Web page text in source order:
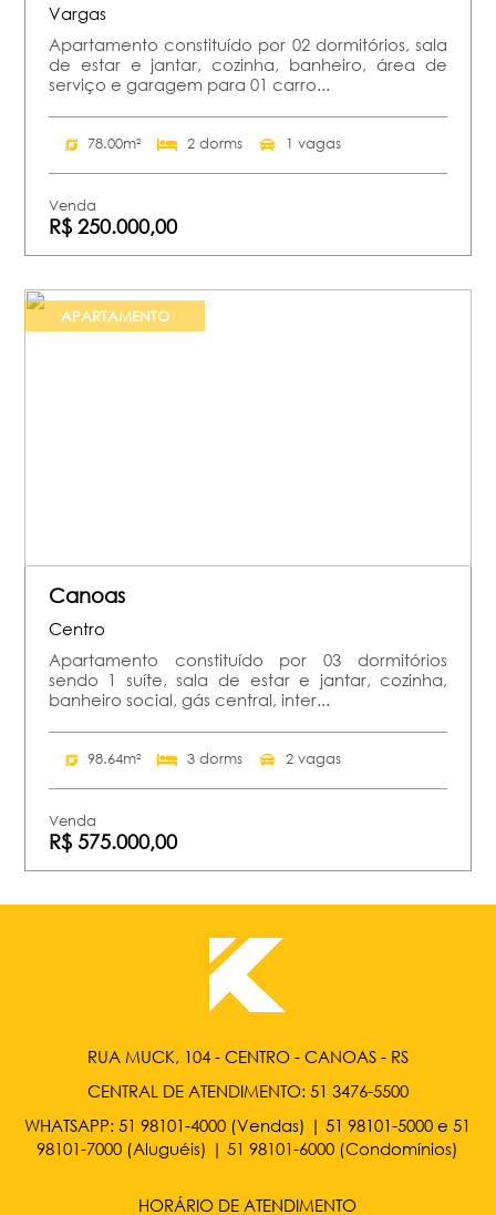
Vargas
Apartamento constituído por 02 dormitórios, sala
de estar e jantar, cozinha, banheiro, área de
serviço e garagem para 01 carro...
78.00m² 2 dorms 1 vagas
Venda
R$ 250.000,00
APARTAMENTO
Canoas
Centro
Apartamento constituído por 03 dormitórios
sendo 1 suíte, sala de estar e jantar, cozinha,
banheiro social, gás central, inter...
98.64m² 3 dorms 2 vagas
Venda
R$ 575.000,00
RUA MUCK, 104 - CENTRO - CANOAS - RS
CENTRAL DE ATENDIMENTO: 51 3476-5500
WHATSAPP: 51 98101-4000 (Vendas) |51 98101-5000 e51
98101-7000 (Aluguéis) |51 98101-6000 (Condomínios)
HORÁRIO DE ATENDIMENTO